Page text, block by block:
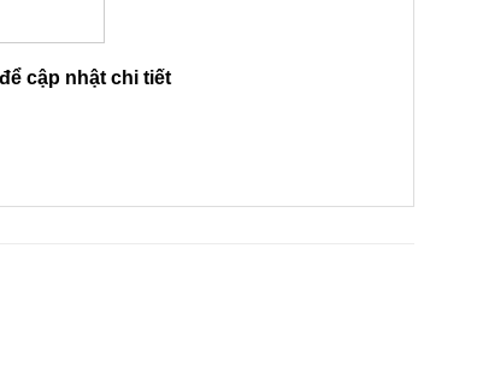
để cập nhật chi tiết